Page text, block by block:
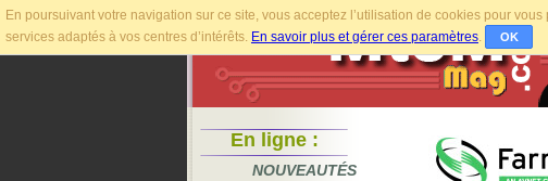
En poursuivant votre navigation sur ce site, vous acceptez l’utilisation de cookies pour
services adaptés à vos centres d’intérêts. En savoir plus et gérer ces paramètres. OK
En ligne :
NOUVEAUTÉS